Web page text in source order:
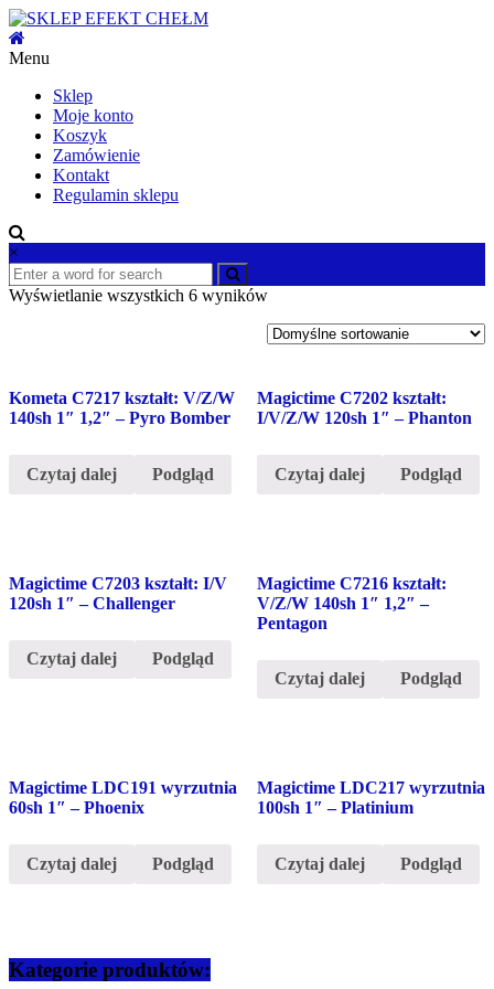
Skip
to
content
SKLEP
EFEKT
CHEŁM
Hurtownia
fajerwerków,
pokazy
Menu
Sklep
Moje konto
Koszyk
Zamówienie
Kontakt
Regulamin sklepu
×
Wyświetlanie wszystkich 6 wyników
Kometa C7217 kształt: V/Z/W
140sh 1″ 1,2″ – Pyro Bomber
Czytaj dalej Podgląd
Magictime C7202 kształt:
I/V/Z/W 120sh 1″ – Phanton
Czytaj dalej Podgląd
Magictime C7203 kształt: I/V
120sh 1″ – Challenger
Czytaj dalej Podgląd
Magictime C7216 kształt:
V/Z/W 140sh 1″ 1,2″ –
Pentagon
Czytaj dalej Podgląd
Magictime LDC191 wyrzutnia
60sh 1″ – Phoenix
Czytaj dalej Podgląd
Magictime LDC217 wyrzutnia
100sh 1″ – Platinium
Czytaj dalej Podgląd
Kategorie produktów: